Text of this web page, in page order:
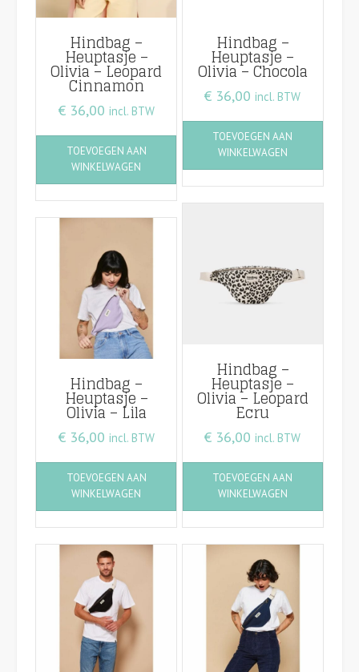
Hindbag –
Heuptasje –
Olivia – Chocola
€ 36,00 incl. BTW
TOEVOEGEN AAN
WINKELWAGEN
Hindbag –
Heuptasje –
Olivia – Leopard
Cinnamon
€36,00 incl. BTW
TOEVOEGEN AAN
WINKELWAGEN
Hindbag –
Heuptasje –
Olivia – Leopard
Ecru
€ 36,00 incl. BTW
TOEVOEGEN AAN
WINKELWAGEN
Hindbag –
Heuptasje –
Olivia – Lila
€36,00 incl. BTW
TOEVOEGEN AAN
WINKELWAGEN